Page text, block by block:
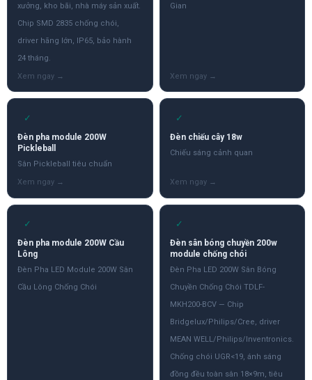
xưởng, kho bãi, nhà máy sản xuất.
Chip SMD 2835 chống chói,
driver hãng lớn, IP65, bảo hành
24 tháng.
Gian
✓
Đèn pha module 200W
Pickleball
Sân Pickleball tiêu chuẩn
✓
Đèn chiếu cây 18w
Chiếu sáng cảnh quan
✓
Đèn pha module 200W Cầu
Lông
Đèn Pha LED Module 200W Sân
Cầu Lông Chống Chói
✓
Đèn sân bóng chuyền 200w
module chống chói
Đèn Pha LED 200W Sân Bóng
Chuyền Chống Chói TDLF-
MKH200-BCV — Chip
Bridgelux/Philips/Cree, driver
MEAN WELL/Philips/Inventronics.
Chống chói UGR<19, ánh sáng
đồng đều toàn sân 18×9m, tiêu